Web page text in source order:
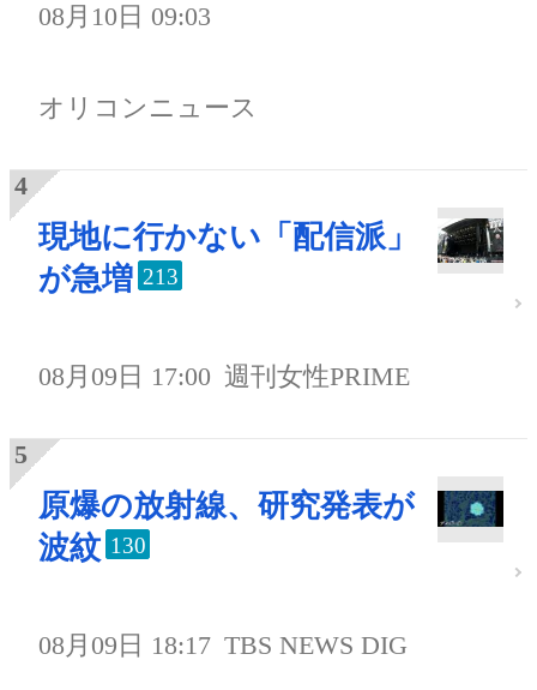
08月10日 09:03
オリコンニュース
現地に行かない「配信派」
が急増 213
08月09日 17:00 週刊女性PRIME
原爆の放射線、研究発表が
波紋 130
08月09日 18:17 TBS NEWS DIG